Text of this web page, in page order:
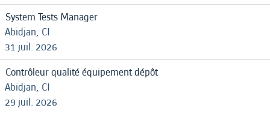
System Tests Manager
Abidjan, CI
31 juil. 2026
Contrôleur qualité équipement dépôt
Abidjan, CI
29 juil. 2026